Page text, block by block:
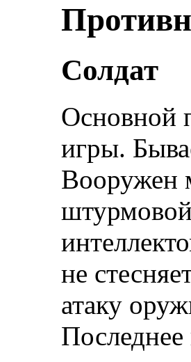
Солдат
Основной
игры.
Вооружен
не
атаку
Последнее